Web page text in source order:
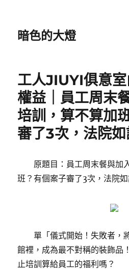
暗色的大燈
工人JIUYI俱意
權益｜員工周末
培訓，算不算加
審了3次，法院
原題目：員工周末餐與加
班？有個案子審了3次，法院
單「儀式開始！失敗者，
館裡，成為最不對稱的裝飾品
止培訓算給員工的福利嗎？